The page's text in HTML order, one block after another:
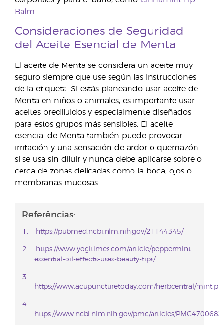
Balm.
Consideraciones de Seguridad
del Aceite Esencial de Menta
El aceite de Menta se considera un aceite muy
seguro siempre que use según las instrucciones
de la etiqueta. Si estás planeando usar aceite de
Menta en niños o animales, es importante usar
aceites prediluidos y especialmente diseñados
para estos grupos más sensibles. El aceite
esencial de Menta también puede provocar
irritación y una sensación de ardor o quemazón
si se usa sin diluir y nunca debe aplicarse sobre o
cerca de zonas delicadas como la boca, ojos o
membranas mucosas.
Referências:
https://pubmed.ncbi.nlm.nih.gov/21144345/
https://www.yogitimes.com/article/peppermint-
essential-oil-effects-uses-beauty-tips/
https://www.acupuncturetoday.com/herbcentral/
https://www.ncbi.nlm.nih.gov/pmc/articles/